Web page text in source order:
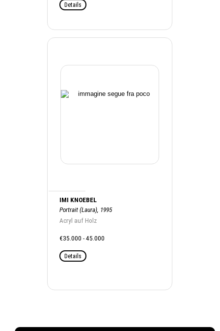
Details
IMI KNOEBEL
Portrait (Laura), 1995
Acryl auf Holz
€35.000 - 45.000
Details